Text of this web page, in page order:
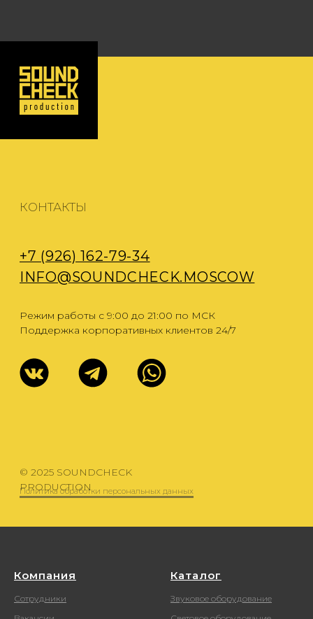
Компания
Сотрудники
Каталог
Звуковое оборудование